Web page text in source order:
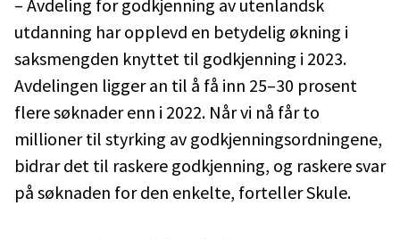
– Avdeling for godkjenning av utenlandsk
utdanning har opplevd en betydelig økning i
saksmengden knyttet til godkjenning i 2023.
Avdelingen ligger an til å få inn 25–30 prosent
flere søknader enn i 2022. Når vi nå får to
millioner til styrking av godkjenningsordningene,
bidrar det til raskere godkjenning, og raskere svar
på søknaden for den enkelte, forteller Skule.